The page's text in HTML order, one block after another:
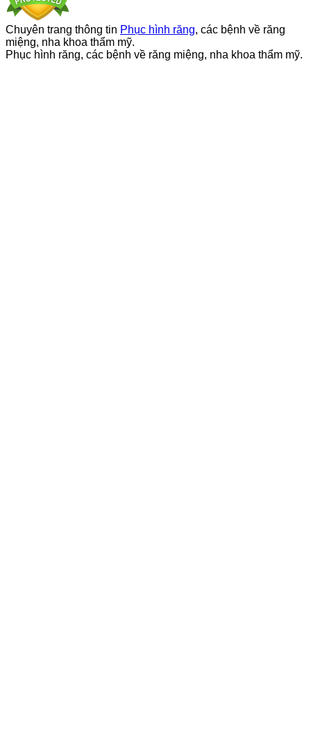
Chuyên trang thông tin Phục hình răng, các bệnh về răng
miệng, nha khoa thẩm mỹ.
Phục hình răng, các bệnh về răng miệng, nha khoa thẩm mỹ.